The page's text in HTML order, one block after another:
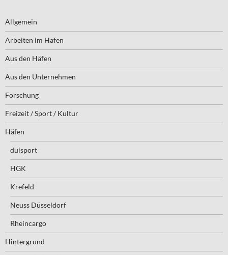
Allgemein
Arbeiten im Hafen
Aus den Häfen
Aus den Unternehmen
Forschung
Freizeit / Sport / Kultur
Häfen
duisport
HGK
Krefeld
Neuss Düsseldorf
Rheincargo
Hintergrund